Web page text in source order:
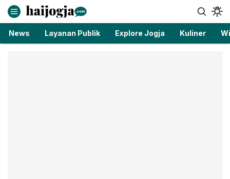
haijogja.com
Berita Jogja Terbaru dan Terkini
News Layanan Publik Explore Jogja Kuliner